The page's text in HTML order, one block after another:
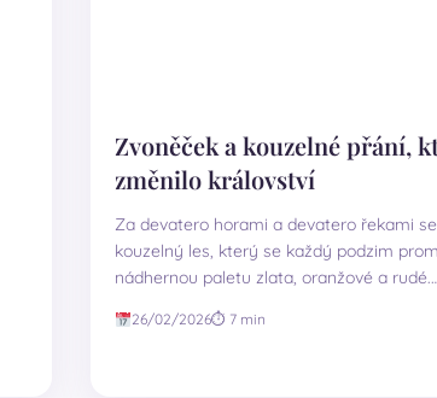
Zvoněček a kouzelné přání,
změnilo království
Za devatero horami a devatero řekami
kouzelný les, který se každý podzim
nádhernou paletu zlata, oranžové a
26/02/2026⏱ 7 min